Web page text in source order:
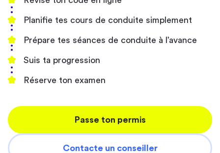
Planifie tes cours de conduite simplement
Prépare tes séances de conduite à l’avance
Suis ta progression
Réserve ton examen
Passe ton permis
Contacte un conseiller